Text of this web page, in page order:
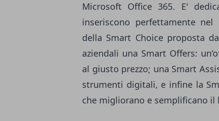
Microsoft Office 365. E'
inseriscono perfettamente
della Smart Choice proposta
aziendali una Smart Offers:
al giusto prezzo; una Smart
strumenti digitali, e infine la
che migliorano e semplificano il